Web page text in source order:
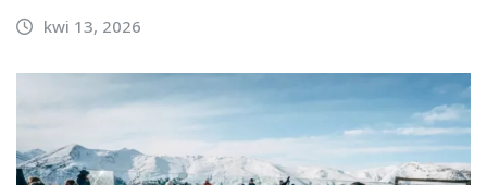
kwi 13, 2026